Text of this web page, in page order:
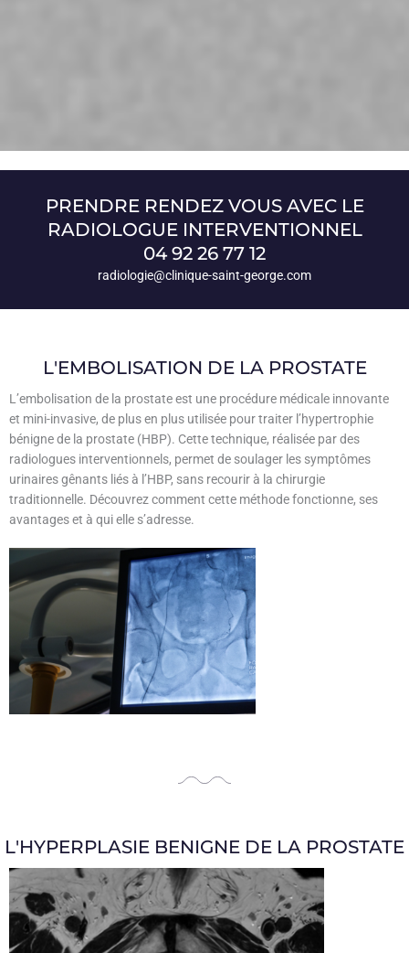
PRENDRE RENDEZ VOUS AVEC LE
RADIOLOGUE INTERVENTIONNEL
04 92 26 77 12
radiologie@clinique-saint-george.com
L'EMBOLISATION DE LA PROSTATE
L’embolisation de la prostate est une procédure médicale innovante
et mini-invasive, de plus en plus utilisée pour traiter l’hypertrophie
bénigne de la prostate (HBP). Cette technique, réalisée par des
radiologues interventionnels, permet de soulager les symptômes
urinaires gênants liés à l’HBP, sans recourir à la chirurgie
traditionnelle. Découvrez comment cette méthode fonctionne, ses
avantages et à qui elle s’adresse.
L'HYPERPLASIE BENIGNE DE LA PROSTATE